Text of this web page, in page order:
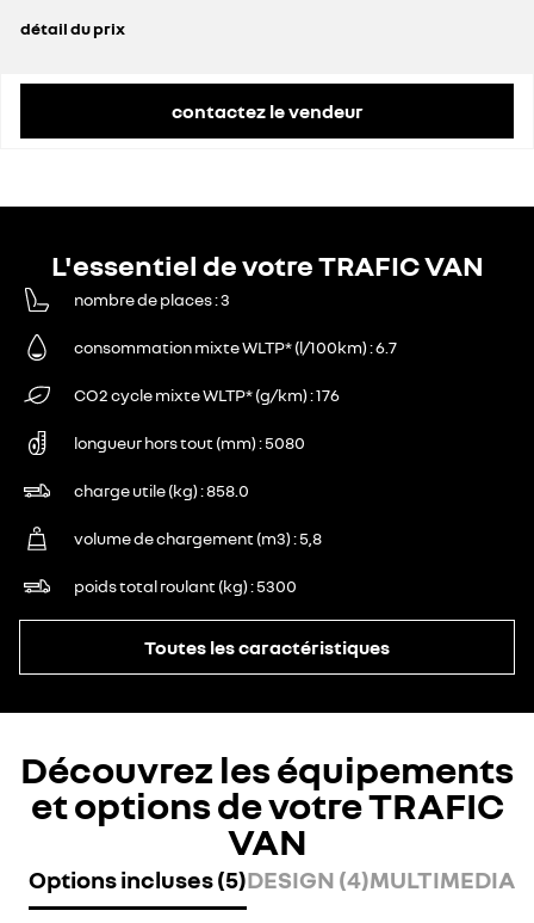
détail du prix
contactez le vendeur
L'essentiel de votre TRAFIC VAN
nombre de places 3
consommation mixte WLTP* (l/100km) 6.7
CO2 cycle mixte WLTP* (g/km) 176
longueur hors tout (mm) 5080
charge utile (kg) 858.0
volume de chargement (m3) 5,8
poids total roulant (kg) 5300
Toutes les caractéristiques
Découvrez les équipements
et options de votre TRAFIC
VAN
Options incluses (5)DESIGN (4)MULTIMEDIA